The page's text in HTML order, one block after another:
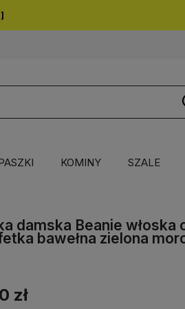
Kurier DPD
KOMINY SZALE
damska Beanie włoska
bawełna zielona
zł